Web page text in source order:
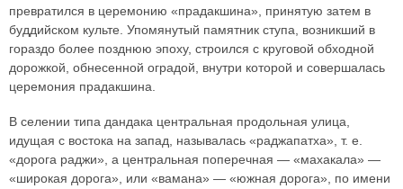
превратился в церемонию «прадакшина», принятую затем в
буддийском культе. Упомянутый памятник ступа, возникший в
гораздо более позднюю эпоху, строился с круговой обходной
дорожкой, обнесенной оградой, внутри которой и совершалась
церемония прадакшина.
В селении типа дандака центральная продольная улица,
идущая с востока на запад, называлась «раджапатха», т. е.
«дорога раджи», а центральная поперечная — «махакала» —
«широкая дорога», или «вамана» — «южная дорога», по имени